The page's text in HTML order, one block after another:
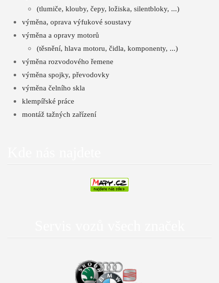
(tlumiče, klouby, čepy, ložiska, silentbloky, ...)
výměna, oprava výfukové soustavy
výměna a opravy motorů
(těsnění, hlava motoru, čidla, komponenty, ...)
výměna rozvodového řemene
výměna spojky, převodovky
výměna čelního skla
klempířské práce
montáž tažných zařízení